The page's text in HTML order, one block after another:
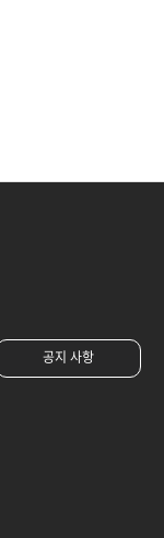
공지 사항